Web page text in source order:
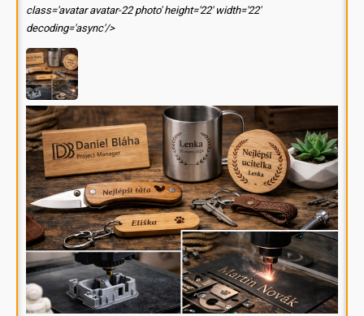
class='avatar avatar-22 photo' height='22' width='22'
decoding='async'/>